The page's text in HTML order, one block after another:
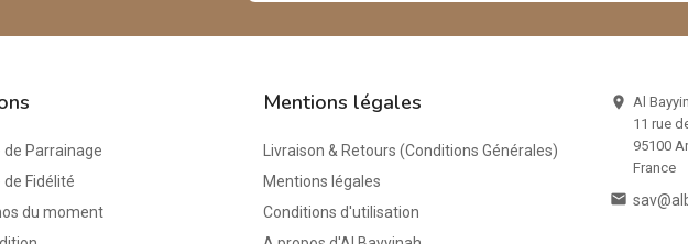
Parrainage
Fidélité
du moment
Mentions légales
Livraison & Retours (Conditions Générales)
Mentions légales
Conditions d'utilisation
 Al
11 rue
95100
France
